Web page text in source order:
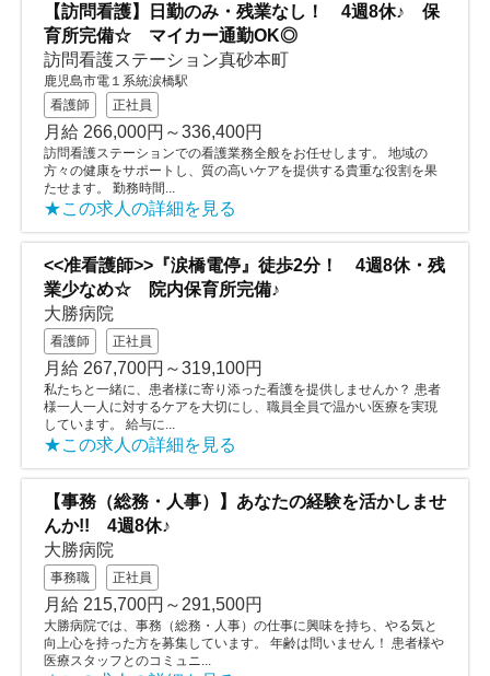
【訪問看護】日勤のみ・残業なし！ 4週8休♪ 保
育所完備☆ マイカー通勤OK◎
訪問看護ステーション真砂本町
鹿児島市電１系統涙橋駅
看護師
正社員
月給 266,000円～336,400円
訪問看護ステーションでの看護業務全般をお任せします。 地域の
方々の健康をサポートし、質の高いケアを提供する貴重な役割を果
たせます。 勤務時間...
★この求人の詳細を見る
<<准看護師>>『涙橋電停』徒歩2分！ 4週8休・残
業少なめ☆ 院内保育所完備♪
大勝病院
看護師 正社員
月給 267,700円～319,100円
私たちと一緒に、患者様に寄り添った看護を提供しませんか？ 患者
様一人一人に対するケアを大切にし、職員全員で温かい医療を実現
しています。 給与に...
★この求人の詳細を見る
【事務（総務・人事）】あなたの経験を活かしませ
んか!! 4週8休♪
大勝病院
事務職 正社員
月給 215,700円～291,500円
大勝病院では、事務（総務・人事）の仕事に興味を持ち、やる気と
向上心を持った方を募集しています。 年齢は問いません！ 患者様や
医療スタッフとのコミュニ...